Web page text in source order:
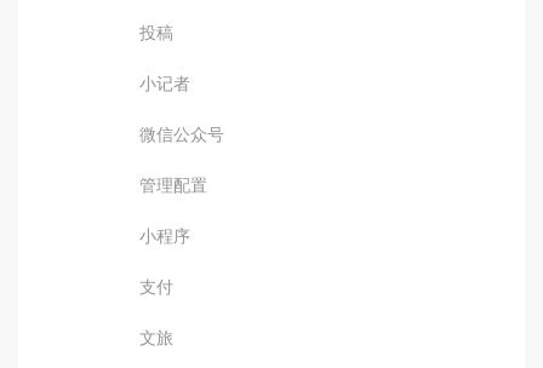
投稿
小记者
微信公众号
管理配置
小程序
支付
文旅